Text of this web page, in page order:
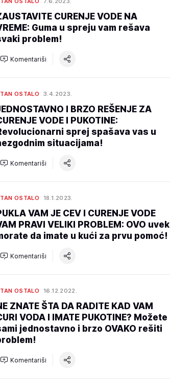
CURENJE VODE NA
Guma u spreju vam rešava
problem!
Komentariši
OSTALO 3.4.2023.
I BRZO REŠENJE ZA
VODE I PUKOTINE:
sprej spašava vas u
situacijama!
Komentariši
OSTALO 18.1.2023.
VAM JE CEV I CURENJE VODE
PRAVI VELIKI PROBLEM: OVO uvek
da imate u kući za prvu pomoć!
Komentariši
OSTALO 16.12.2022.
ZNATE ŠTA DA RADITE KAD VAM
VODA I IMATE PUKOTINE? Možete
jednostavno i brzo OVAKO rešiti
Komentariši